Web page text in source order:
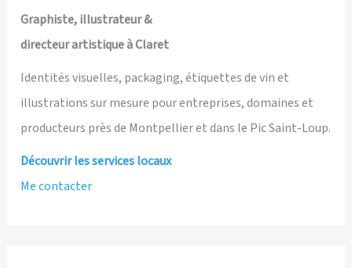
Graphiste, illustrateur &
directeur artistique à Claret
Identités visuelles, packaging, étiquettes de vin et
illustrations sur mesure pour entreprises, domaines et
producteurs près de Montpellier et dans le Pic Saint-Loup.
Découvrir les services locaux
Me contacter